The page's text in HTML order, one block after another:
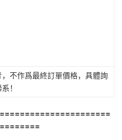
不作爲最終訂單價格，具體詢
！